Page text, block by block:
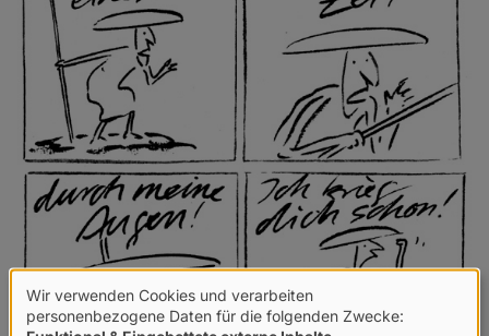
Verwendung
Wir verwenden Cookies und verarbeiten
personenbezogene Daten für die folgenden Zwecke: